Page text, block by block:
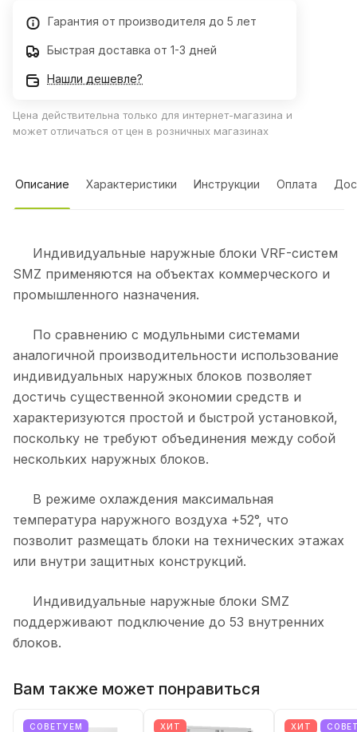
Гарантия от производителя до 5 лет
Быстрая доставка от 1-3 дней
Нашли дешевле?
Цена действительна только для интернет-магазина и
может отличаться от цен в розничных магазинах
Описание Характеристики Инструкции Оплата
Индивидуальные наружные блоки VRF-систем
SMZ применяются на объектах коммерческого и
промышленного назначения.
По сравнению с модульными системами
аналогичной производительности использование
индивидуальных наружных блоков позволяет
достичь существенной экономии средств и
характеризуются простой и быстрой установкой,
поскольку не требуют объединения между собой
нескольких наружных блоков.
В режиме охлаждения максимальная
температура наружного воздуха +52°, что
позволит размещать блоки на технических этажах
или внутри защитных конструкций.
Индивидуальные наружные блоки SMZ
поддерживают подключение до 53 внутренних
блоков.
Вам также может понравиться
СОВЕТУЕМ
ХИТ ХИТ